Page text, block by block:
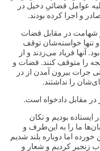
عوامل قضائیِ دخیل در
و اجرا کرده بودند.
شهامت در مقابل قضات
و تنها خواسته‌شان توقف
. آنها فریاد می‌زدند و از
را متوقف کنند. قضات و
جرات بیرون آمدن از در
را نداشتند.
در مقابل دادخواه است.
ایستاده بودیم و تکان
ما را به این‌طرف و
اما دوباره بلند شدیم
زنجیر کردیم و شعار و